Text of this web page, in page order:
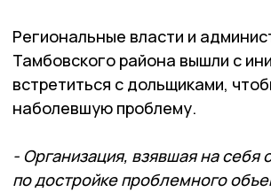
Региональные власти и
Тамбовского района вышли с
встретиться с дольщиками,
наболевшую проблему.
- Организация, взявшая на себя
по достройке проблемного